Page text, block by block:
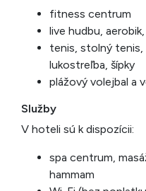
fitness centrum
live hudbu,
tenis, stolný tenis,
lukostreľba, šípky
plážový volejbal a
Služby
V hoteli sú k dispozícii:
spa centrum,
hammam